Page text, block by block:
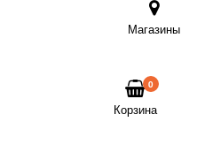
Магазины
0
Корзина